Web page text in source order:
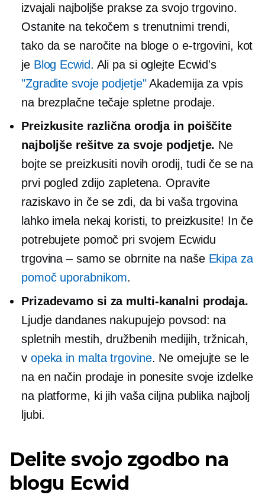
izvajali najboljše prakse za svojo trgovino.
Ostanite na tekočem s trenutnimi trendi,
tako da se naročite na bloge o e-trgovini, kot
je Blog Ecwid. Ali pa si oglejte Ecwid's
"Zgradite svoje podjetje"Akademija za vpis
na brezplačne tečaje spletne prodaje.
Preizkusite različna orodja in poiščite
najboljše rešitve za svoje podjetje. Ne
bojte se preizkusiti novih orodij, tudi če se na
prvi pogled zdijo zapletena. Opravite
raziskavo in če se zdi, da bi vaša trgovina
lahko imela nekaj koristi, to preizkusite! In če
potrebujete pomoč pri svojem Ecwidu
trgovina – samose obrnite na naše Ekipa za
pomoč uporabnikom.
Prizadevamo si za multi-kanalni prodaja.
Ljudje dandanes nakupujejo povsod: na
spletnih mestih, družbenih medijih, tržnicah,
v opeka in maltatrgovine. Ne omejujte se le
na en način prodaje in ponesite svoje izdelke
na platforme, ki jih vaša ciljna publika najbolj
ljubi.
Delite svojo zgodbo na
blogu Ecwid